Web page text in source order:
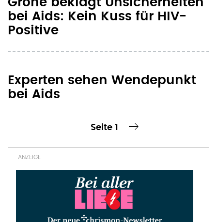
bei Aids: Kein Kuss für HIV-
Positive
Experten sehen Wendepunkt
bei Aids
Seite 1
nächste Seite ›